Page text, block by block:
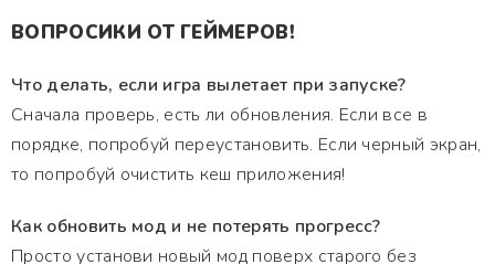
ВОПРОСИКИ ОТ ГЕЙМЕРОВ!
Что делать, если игра вылетает при запуске?
Сначала проверь, есть ли обновления. Если все в
порядке, попробуй переустановить. Если черный экран,
то попробуй очистить кеш приложения!
Как обновить мод и не потерять прогресс?
Просто установи новый мод поверх старого без